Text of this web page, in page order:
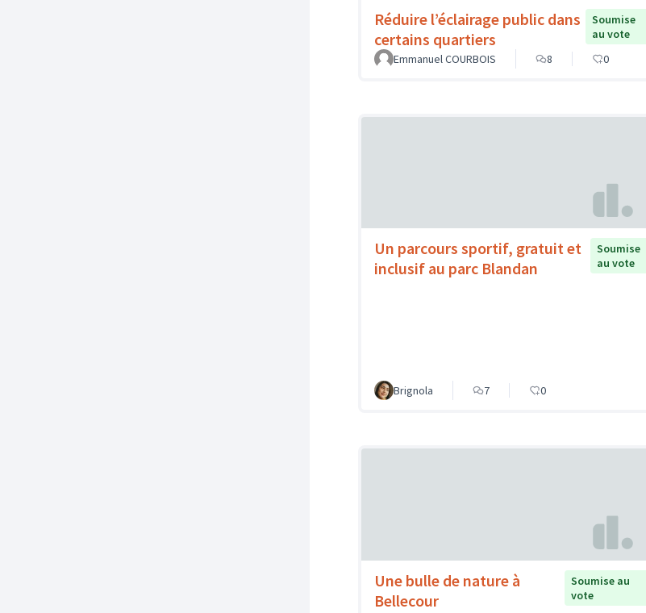
Réduire l’éclairage public dans
certains quartiers
Soumise
au vote
Emmanuel COURBOIS
8 0
Un parcours sportif, gratuit et
inclusif au parc Blandan
Soumise
au vote
Brignola 7 0
Une bulle de nature à
Bellecour
Soumise au
vote